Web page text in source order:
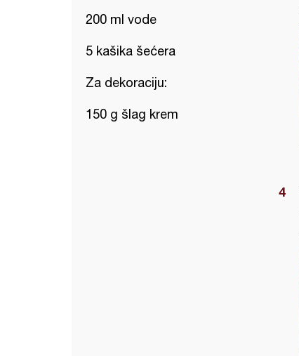
200 ml vode
5 kašika šećera
Za dekoraciju:
150 g šlag krem